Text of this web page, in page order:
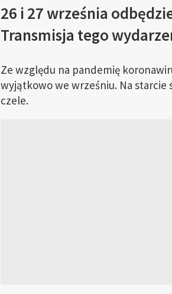
26 i 27 września
Transmisja tego
Ze względu na pandemię
wyjątkowo we wrześniu. Na starcie
czele.